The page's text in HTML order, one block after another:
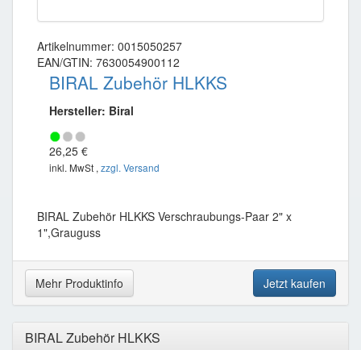
Artikelnummer: 0015050257
EAN/GTIN: 7630054900112
BIRAL Zubehör HLKKS
Hersteller: Biral
26,25 €
inkl. MwSt , zzgl. Versand
BIRAL Zubehör HLKKS Verschraubungs-Paar 2" x
1",Grauguss
Mehr Produktinfo Jetzt kaufen
BIRAL Zubehör HLKKS